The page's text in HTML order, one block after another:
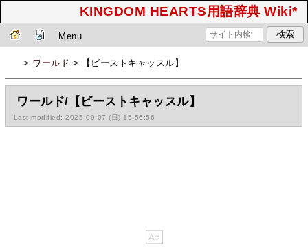
KINGDOM HEARTS用語辞典 Wiki*
Menu
> ワールド > 【ビーストキャッスル】
ワールド/【ビーストキャッスル】
Last-modified: 2025-09-07 (日) 15:56:56